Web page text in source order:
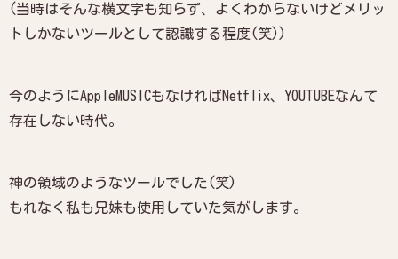
(当時はそんな横文字も知らず、よくわからないけどメリッ
トしかないツールとして認識する程度(笑))
今のようにAppleMUSICもなければNetflix、YOUTUBEなんて
存在しない時代。
神の領域のようなツールでした(笑)
もれなく私も兄妹も使用していた気がします。